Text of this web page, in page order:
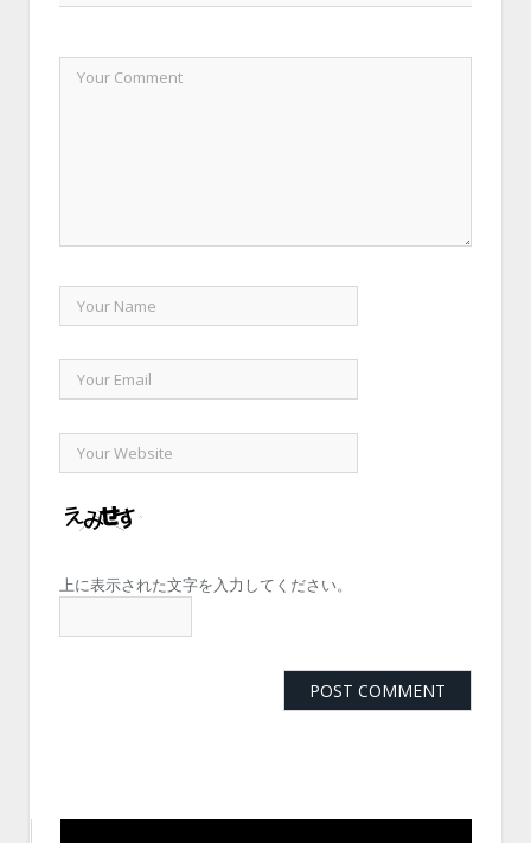
上に表示された文字を入力してください。